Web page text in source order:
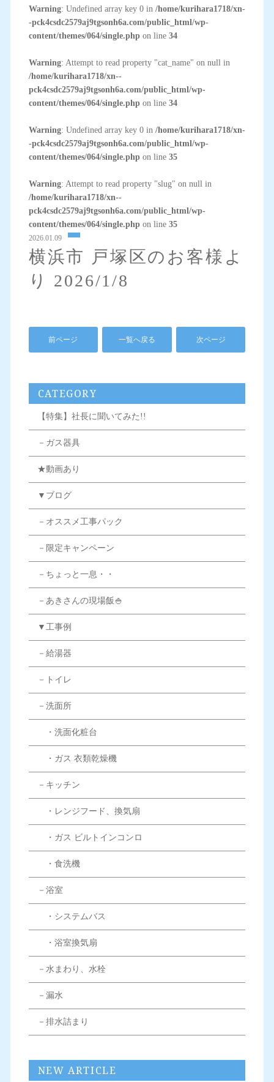
Warning: Undefined array key 0 in /home/kurihara1718/xn-
-pck4csdc2579aj9tgsonh6a.com/public_html/wp-
content/themes/064/single.phpon line 34
Warning: Attempt to read property "cat_name" on null in
/home/kurihara1718/xn--
pck4csdc2579aj9tgsonh6a.com/public_html/wp-
content/themes/064/single.phpon line 34
Warning: Undefined array key 0 in /home/kurihara1718/xn-
-pck4csdc2579aj9tgsonh6a.com/public_html/wp-
content/themes/064/single.phpon line 35
Warning: Attempt to read property "slug" on null in
/home/kurihara1718/xn--
pck4csdc2579aj9tgsonh6a.com/public_html/wp-
content/themes/064/single.phpon line 35
2026.01.09
横浜市 戸塚区のお客様よ
り 2026/1/8
前ページ 一覧へ戻る 次ページ
CATEGORY
【特集】社長に聞いてみた!!
－ガス器具
★動画あり
▼ブログ
－オススメ工事パック
－限定キャンペーン
－ちょっと一息・・
－あきさんの現場飯🍚
▼工事例
－給湯器
－トイレ
－洗面所
・洗面化粧台
・ガス 衣類乾燥機
－キッチン
・レンジフード、換気扇
・ガス ビルトインコンロ
・食洗機
－浴室
・システムバス
・浴室換気扇
－水まわり、水栓
－漏水
－排水詰まり
NEW ARTICLE